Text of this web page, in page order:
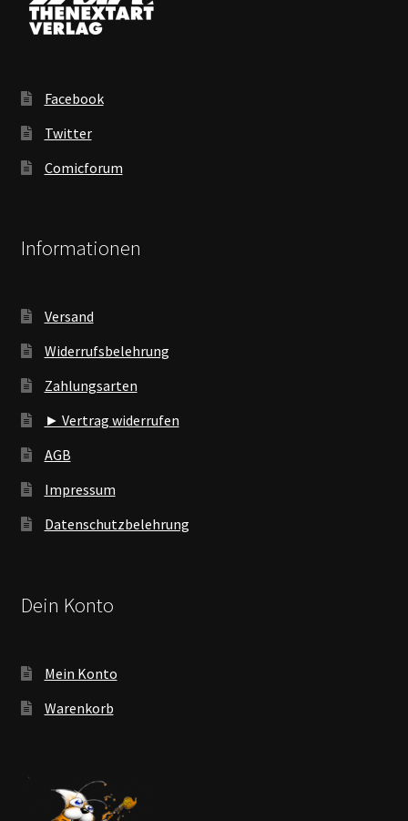
Facebook
Twitter
Comicforum
Informationen
Versand
Widerrufsbelehrung
Zahlungsarten
► Vertrag widerrufen
AGB
Impressum
Datenschutzbelehrung
Dein Konto
Mein Konto
Warenkorb